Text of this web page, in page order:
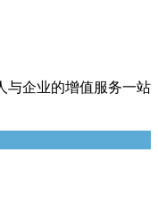
与企业的增值服务一站